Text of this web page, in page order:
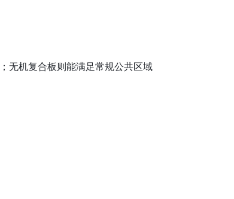
无机复合板则能满足常规公共区域